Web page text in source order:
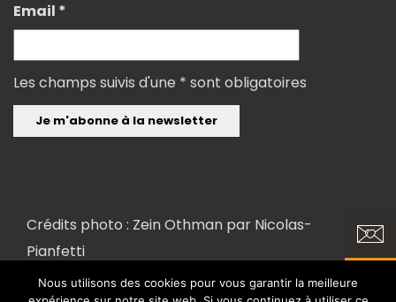
Email *
Les champs suivis d'une * sont obligatoires
Crédits photo : Zein Othman par Nicolas-
Pianfetti
Nous utilisons des cookies pour vous garantir la meilleure